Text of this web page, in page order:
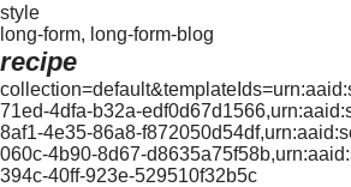
style
long-form, long-form-blog
recipe
71ed-4dfa-b32a-
8af1-4e35-86a8-
060c-4b90-8d67-
394c-40ff-923e-529510f32b5c